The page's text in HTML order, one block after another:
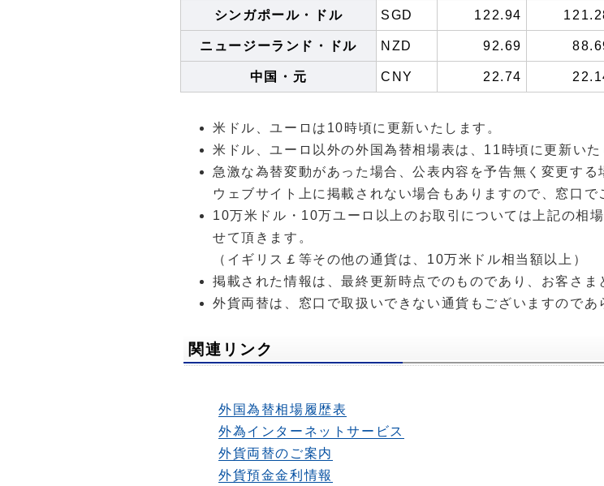
シンガポール・ドル SGD 122.94
ニュージーランド・ドル NZD 92.69
中国・元 CNY 22.74
米ドル、ユーロは10時頃に更新いたします。
米ドル、ユーロ以外の外国為替相場表は、11時頃に更新いた
急激な為替変動があった場合、公表内容を予告無く変更す
ウェブサイト上に掲載されない場合もありますので、窓口で
10万米ドル・10万ユーロ以上のお取引については上記の相
せて頂きます。
（イギリス￡等その他の通貨は、10万米ドル相当額以上）
掲載された情報は、最終更新時点でのものであり、お客さま
外貨両替は、窓口で取扱いできない通貨もございますのであ
関連リンク
外国為替相場履歴表
外為インターネットサービス
外貨両替のご案内
外貨預金金利情報